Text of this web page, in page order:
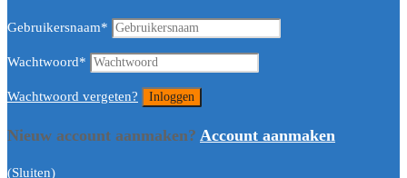
Gebruikersnaam*
Wachtwoord*
Wachtwoord vergeten?
Nieuw account aanmaken? Account aanmaken
(Sluiten)